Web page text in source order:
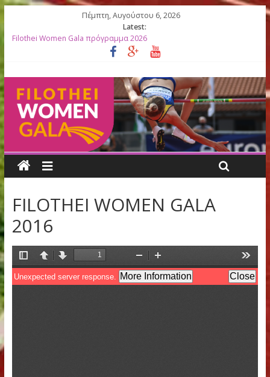
Πέμπτη, Αυγούστου 6, 2026
Latest:
Filothei Women Gala πρόγραμμα 2026
27ο Filothei Women Gala: Ο απολογισμός μιας σπουδαίας
Filothei Women Gala ΑΠΟΤΕΛΕΣΜΑΤΑ
ΛΙΣΤΕΣ ΕΚΚΙΝΗΣΗΣ 2026
Κορυφαίες Ελληνίδες Ολυμπιονίκες βραβεύονται στο 27ο
Women Gala
FILOTHEI WOMEN GALA
2016